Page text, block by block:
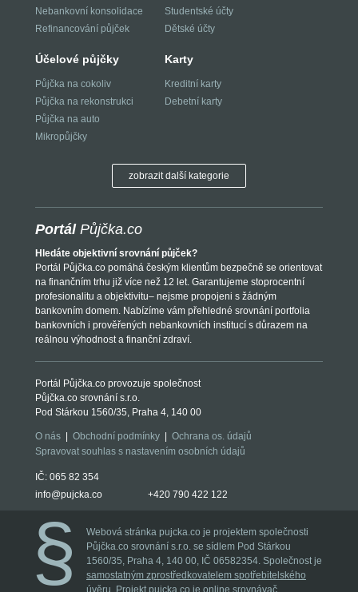
Nebankovní konsolidace
Refinancování půjček
Účelové půjčky
Půjčka na cokoliv
Půjčka na rekonstrukci
Půjčka na auto
Mikropůjčky
Studentské účty
Dětské účty
Karty
Kreditní karty
Debetní karty
zobrazit další kategorie
Portál Půjčka.co
Hledáte objektivní srovnání půjček?
Portál Půjčka.co pomáhá českým klientům bezpečně se orientovat
na finančním trhu již více než 12 let. Garantujeme stoprocentní
profesionalitu a objektivitu– nejsme propojeni s žádným
bankovním domem. Nabízíme vám přehledné srovnání portfolia
bankovních i prověřených nebankovních institucí s důrazem na
reálnou výhodnost a finanční zdraví.
Portál Půjčka.co provozuje společnost
Půjčka.co srovnání s.r.o.
Pod Stárkou 1560/35, Praha 4, 140 00
O nás Obchodní podmínky
Ochrana os. údajů
Spravovat souhlas s nastavením osobních údajů
IČ: 065 82 354
info@pujcka.co
+420 790 422 122
Webová stránka pujcka.co je projektem společnosti
Půjčka.co srovnání s.r.o. se sídlem Pod Stárkou
1560/35, Praha 4, 140 00, IČ 06582354. Společnost je
samostatným zprostředkovatelem spotřebitelského
úvěru . Projekt pujcka.co je online srovnávač